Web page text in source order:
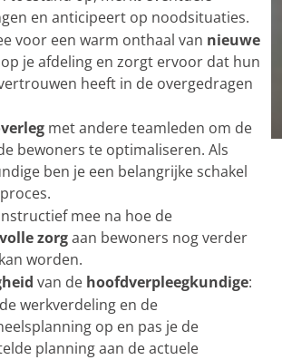
en anticipeert op noodsituaties.
voor een warm onthaal van nieuwe
op je afdeling en zorgt ervoor dat hun
heeft in de overgedragen
met andere teamleden om de
bewoners te optimaliseren. Als
ben je een belangrijke schakel
mee na hoe de
zorgaan bewoners nog verder
worden.
van de hoofdverpleegkundige:
werkverdeling en de
op en pas je de
planning aan de actuele